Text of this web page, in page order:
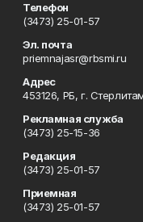
Телефон
(3473) 25-01-57
Эл. почта
priemnajasr@rbsmi.ru
Адрес
453126, РБ, г.
Рекламная служба
(3473) 25-15-36
Редакция
(3473) 25-01-57
Приемная
(3473) 25-01-57